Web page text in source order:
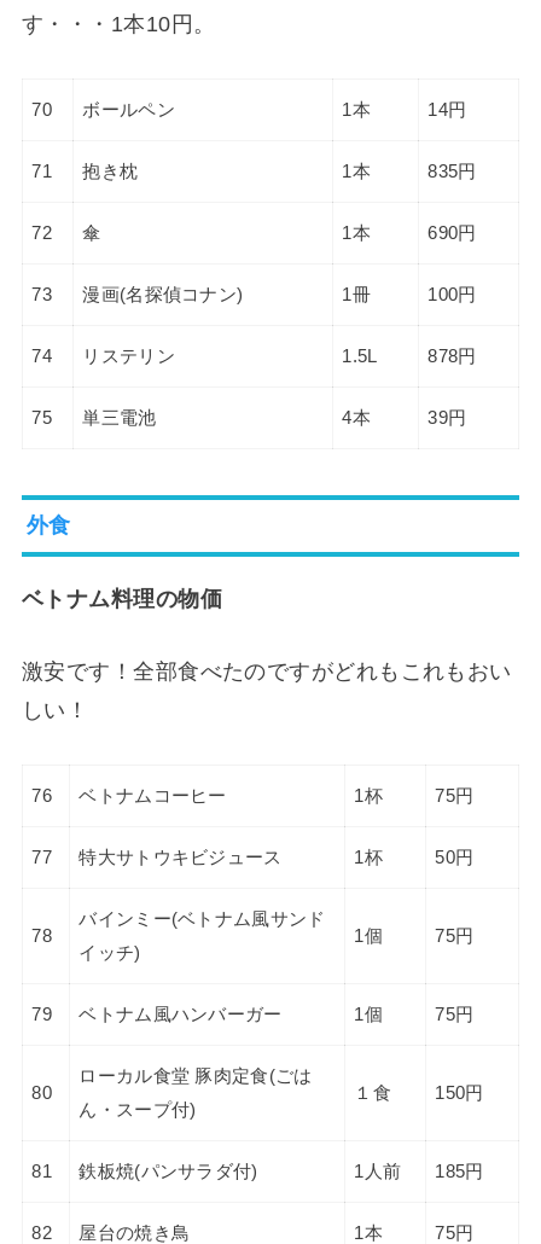
す・・・1本10円。
70 ボールペン 1本 14円
71 抱き枕 1本 835円
72 傘 1本 690円
73 漫画(名探偵コナン) 1冊 100円
74 リステリン 1.5L 878円
75 単三電池 4本 39円
外食
ベトナム料理の物価
激安です！全部食べたのですがどれもこれもおい
しい！
76 ベトナムコーヒー 1杯 75円
77 特大サトウキビジュース 1杯 50円
78
バインミー(ベトナム風サンド
イッチ)
1個 75円
79 ベトナム風ハンバーガー 1個 75円
80
ローカル食堂 豚肉定食(ごは
ん・スープ付)
１食 150円
81 鉄板焼(パンサラダ付) 1人前 185円
82 屋台の焼き鳥 1本 75円